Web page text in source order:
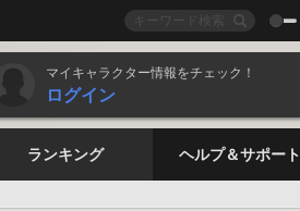
マイキャラクター情報をチェック！
ログイン
ランキング ヘルプ＆サポート